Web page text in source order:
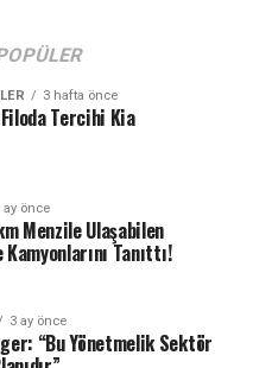
3 hafta önce
Tercihi Kia
ay önce
Menzile Ulaşabilen
Tanıttı!
3 ay önce
“Bu Yönetmelik Sektör